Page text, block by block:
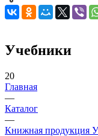
Учебники
20
Главная
—
Каталог
—
Книжная продукция